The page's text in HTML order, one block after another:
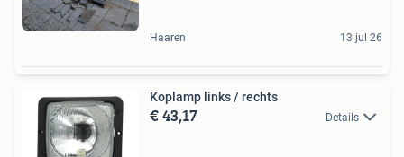
Haaren 13 jul 26
Koplamp links / rechts
€ 43,17 Details